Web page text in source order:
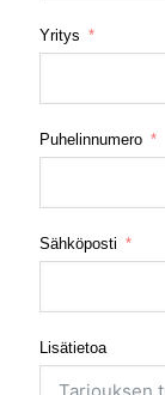
Yritys
Puhelinnumero
Sähköposti
Lisätietoa